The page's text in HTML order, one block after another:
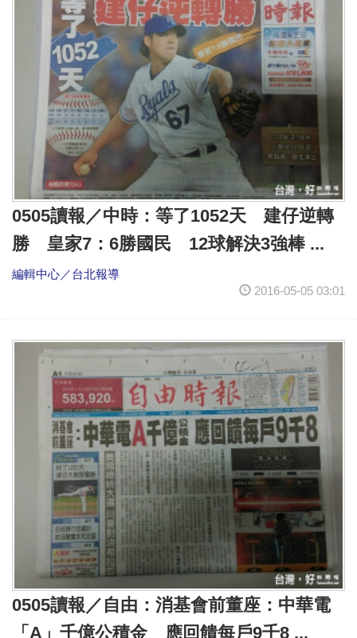
0505讀報／中時：等了1052天 建仔逆轉
勝 皇家7：6勝國民 12球解決3強棒 ...
編輯中心／台北報導
2016-05-05 03:01
0505讀報／自由：消基會前董座：中華電
「A」千億公積金 應回饋每戶9千8 ...